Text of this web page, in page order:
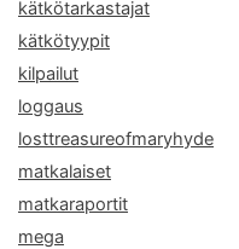
kätkötarkastajat
kätkötyypit
kilpailut
loggaus
losttreasureofmaryhyde
matkalaiset
matkaraportit
mega